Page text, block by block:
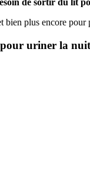
plus encore
pour uriner la nuit